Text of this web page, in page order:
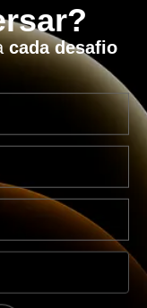
cada desafio